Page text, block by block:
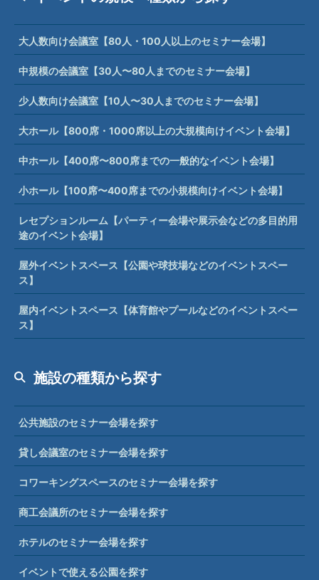
大人数向け会議室【80人・100人以上のセミナー会場】
中規模の会議室【30人〜80人までのセミナー会場】
少人数向け会議室【10人〜30人までのセミナー会場】
大ホール【800席・1000席以上の大規模向けイベント会場】
中ホール【400席〜800席までの一般的なイベント会場】
小ホール【100席〜400席までの小規模向けイベント会場】
レセプションルーム【パーティー会場や展示会などの多目的用
途のイベント会場】
屋外イベントスペース【公園や球技場などのイベントスペー
ス】
屋内イベントスペース【体育館やプールなどのイベントスペー
ス】
施設の種類から探す
公共施設のセミナー会場を探す
貸し会議室のセミナー会場を探す
コワーキングスペースのセミナー会場を探す
商工会議所のセミナー会場を探す
ホテルのセミナー会場を探す
イベントで使える公園を探す